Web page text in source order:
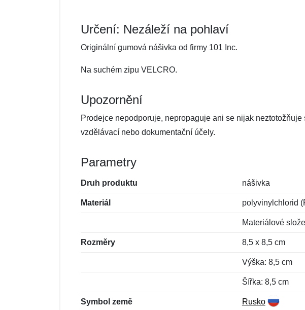
Určení: Nezáleží na pohlaví
Originální gumová nášivka od firmy 101 Inc.
Na suchém zipu VELCRO.
Upozornění
Prodejce nepodporuje, nepropaguje ani se nijak
vzdělávací nebo dokumentační účely.
Parametry
Druh produktu nášivka
Materiál polyvinylchlorid
Materiálové
Rozměry 8,5 x 8,5 cm
Výška: 8,5 cm
Šířka: 8,5 cm
Symbol země Rusko